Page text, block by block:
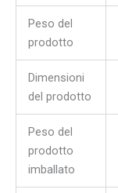
Peso del
prodotto
Dimensioni
del prodotto
Peso del
prodotto
imballato